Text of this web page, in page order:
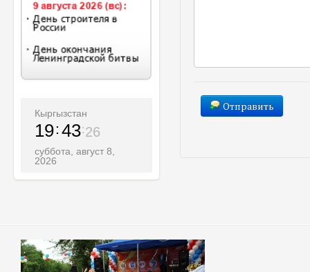
Кыргызстан
19 43 28
суббота, август 8,
2026
Отправить